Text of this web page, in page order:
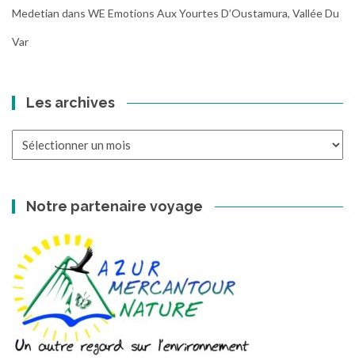
Medetian dans WE Emotions Aux Yourtes D’Oustamura, Vallée Du
Var
Les archives
Notre partenaire voyage